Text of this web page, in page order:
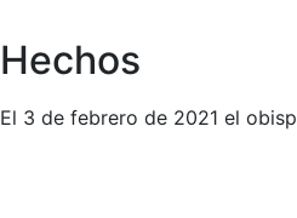
Hechos
El 3 de febrero de 2021 el